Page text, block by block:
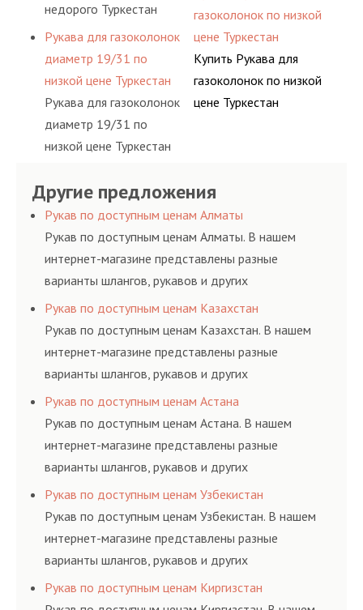
недорого Туркестан
Рукава для газоколонок
диаметр 19/31 по
низкой цене Туркестан
Рукава для газоколонок
диаметр 19/31 по
низкой цене Туркестан
газоколонок по низкой
цене Туркестан
Купить Рукава для
газоколонок по низкой
цене Туркестан
Другие предложения
Рукав по доступным ценам Алматы
Рукав по доступным ценам Алматы. В нашем
интернет-магазине представлены разные
варианты шлангов, рукавов и других
резинотехнических изделий, соответствующих
ГОСТам, техническим условиям и нормативам.
Рукав по доступным ценам Казахстан
Рукав по доступным ценам Казахстан. В нашем
интернет-магазине представлены разные
варианты шлангов, рукавов и других
резинотехнических изделий, соответствующих
ГОСТам, техническим условиям и нормативам.
Рукав по доступным ценам Астана
Рукав по доступным ценам Астана. В нашем
интернет-магазине представлены разные
варианты шлангов, рукавов и других
резинотехнических изделий, соответствующих
ГОСТам, техническим условиям и нормативам.
Рукав по доступным ценам Узбекистан
Рукав по доступным ценам Узбекистан. В нашем
интернет-магазине представлены разные
варианты шлангов, рукавов и других
резинотехнических изделий, соответствующих
ГОСТам, техническим условиям и нормативам.
Рукав по доступным ценам Киргизстан